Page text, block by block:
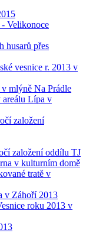
- Velikonoce
husarů přes
vesnice r. 2013 v
mlýně Na Prádle
areálu Lípa v
založení
založení oddílu TJ
v kulturním domě
tratě v
v Záhoří 2013
roku 2013 v